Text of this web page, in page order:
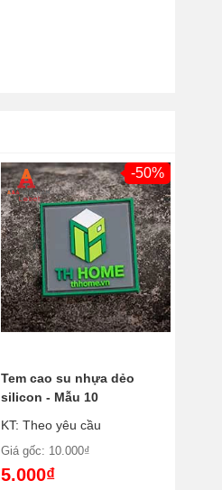
-50%
Tem cao su nhựa dẻo
silicon - Mẫu 10
KT: Theo yêu cầu
Giá gốc: 10.000₫
5.000₫